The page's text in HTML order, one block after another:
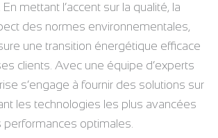
mettant l’accent sur la qualité, la
des normes environnementales,
une transition énergétique efficace
clients. Avec une équipe d’experts
s’engage à fournir des solutions sur
les technologies les plus avancées
performances optimales.